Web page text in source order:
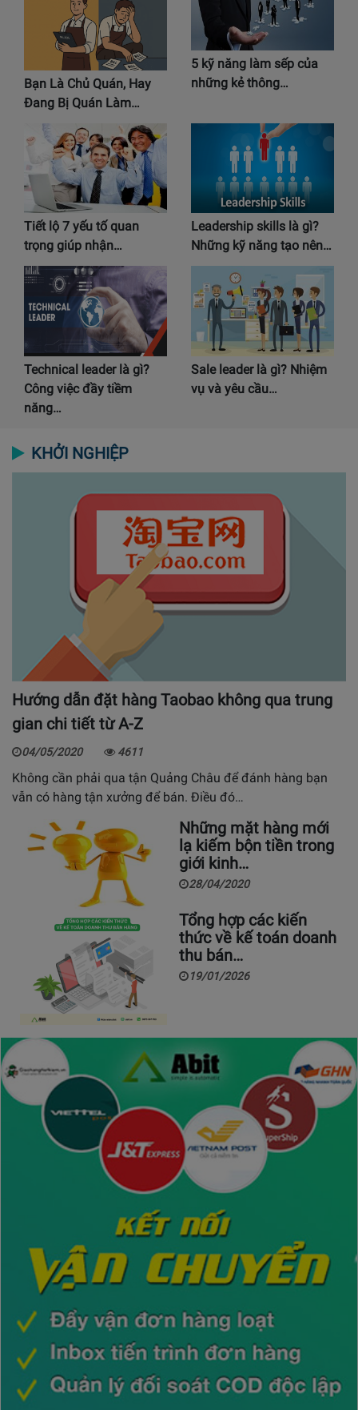
Bạn Là Chủ Quán, Hay
Đang Bị Quán Làm…
5 kỹ năng làm sếp của
những kẻ thông…
Tiết lộ 7 yếu tố quan
trọng giúp nhận…
Leadership skills là gì?
Những kỹ năng tạo nên…
Technical leader là gì?
Công việc đầy tiềm
năng…
Sale leader là gì? Nhiệm
vụ và yêu cầu…
KHỞI NGHIỆP
Hướng dẫn đặt hàng Taobao không qua trung
gian chi tiết từ A-Z
04/05/2020 4611
Không cần phải qua tận Quảng Châu để đánh hàng bạn
vẫn có hàng tận xưởng để bán. Điều đó…
Những mặt hàng mới
lạ kiếm bộn tiền trong
giới kinh…
28/04/2020
Tổng hợp các kiến
thức về kế toán doanh
thu bán…
19/01/2026